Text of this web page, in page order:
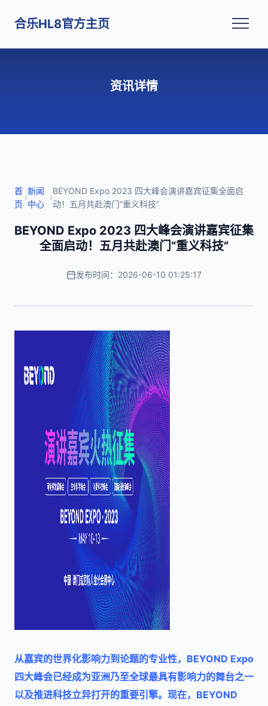
合乐HL8官方主页
资讯详情
首
页
›
新闻
中心
›
BEYOND Expo 2023 四大峰会演讲嘉宾征集全面启
动！五月共赴澳门“重义科技”
BEYOND Expo 2023 四大峰会演讲嘉宾征集
全面启动！五月共赴澳门“重义科技”
发布时间：2026-06-10 01:25:17
从嘉宾的世界化影响力到论题的专业性，BEYOND Expo
四大峰会已经成为亚洲乃至全球最具有影响力的舞台之一
以及推进科技立异打开的重要引擎。现在，BEYOND